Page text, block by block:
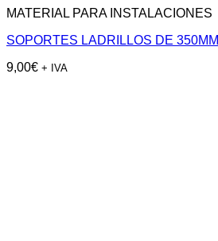
MATERIAL PARA INSTALACIONES
SOPORTES LADRILLOS DE 350MM
9,00€ + IVA